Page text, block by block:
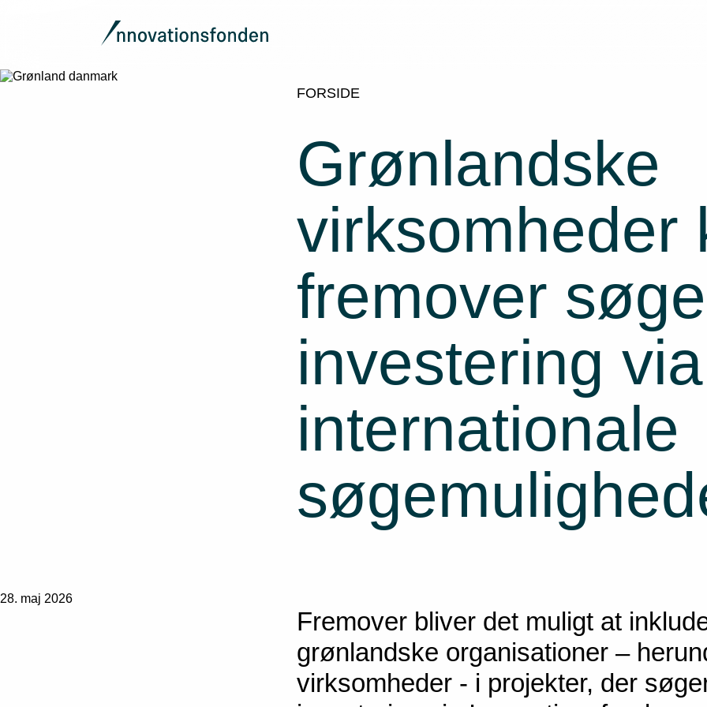
FORSIDE
Grønlandske
virksomheder
fremover søge
investering via
internationale
28. maj 2026
Fremover bliver det muligt at
grønlandske organisationer –
virksomheder - i projekter, der